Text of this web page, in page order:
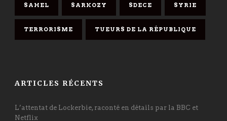
SAHEL SARKOZY SDECE SYRIE
TERRORISME TUEURS DE LA RÉPUBLIQUE
ARTICLES RÉCENTS
L’attentat de Lockerbie, raconté en détails par la BBC et
Netflix